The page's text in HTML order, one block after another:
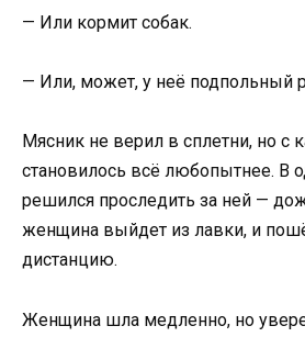
— Или кормит собак.
— Или, может, у неё подпольный
Мясник не верил в сплетни, но
становилось всё любопытнее. В
решился проследить за ней —
женщина выйдет из лавки, и
дистанцию.
Женщина шла медленно, но